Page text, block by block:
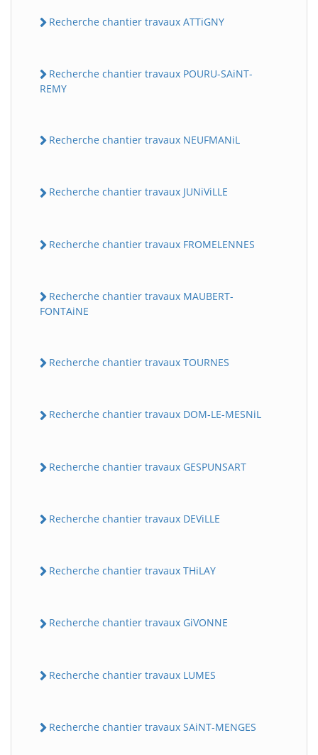
Recherche chantier travaux ATTiGNY
Recherche chantier travaux POURU-SAiNT-
REMY
Recherche chantier travaux NEUFMANiL
Recherche chantier travaux JUNiViLLE
Recherche chantier travaux FROMELENNES
Recherche chantier travaux MAUBERT-
FONTAiNE
Recherche chantier travaux TOURNES
Recherche chantier travaux DOM-LE-MESNiL
Recherche chantier travaux GESPUNSART
Recherche chantier travaux DEViLLE
Recherche chantier travaux THiLAY
Recherche chantier travaux GiVONNE
Recherche chantier travaux LUMES
Recherche chantier travaux SAiNT-MENGES